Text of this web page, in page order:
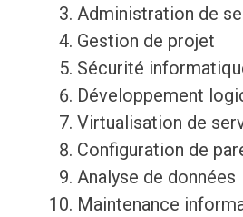
Administration de
Gestion de projet
Sécurité
Développement
Virtualisation de
Configuration de
Analyse de données
Maintenance